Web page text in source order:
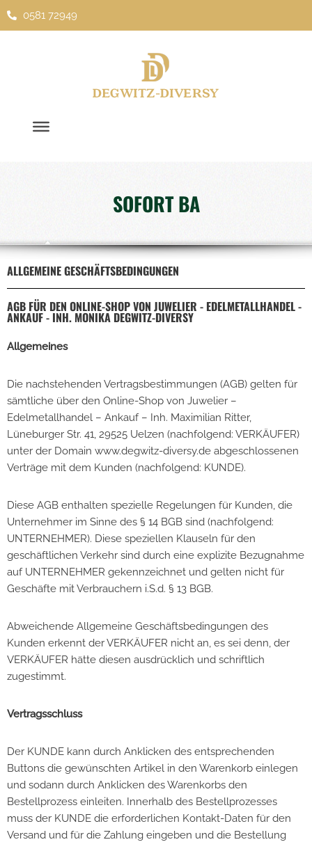
0581 72949
FORTBARGE
ALLGEMEINE GESCHÄFTSBEDINGUNGEN
AGB FÜR DEN ONLINE-SHOP VON JUWELIER - EDELMETALLHANDEL -
ANKAUF - INH. MONIKA DEGWITZ-DIVERSY
Allgemeines
Die nachstehenden Vertragsbestimmungen (AGB) gelten für
sämtliche über den Online-Shop von Juwelier –
Edelmetallhandel – Ankauf – Inh. Maximilian Ritter,
Lüneburger Str. 41, 29525 Uelzen (nachfolgend: VERKÄUFER)
unter der Domain www.degwitz-diversy.de abgeschlossenen
Verträge mit dem Kunden (nachfolgend: KUNDE).
Diese AGB enthalten spezielle Regelungen für Kunden, die
Unternehmer im Sinne des § 14 BGB sind (nachfolgend:
UNTERNEHMER). Diese speziellen Klauseln für den
geschäftlichen Verkehr sind durch eine explizite Bezugnahme
auf UNTERNEHMER gekennzeichnet und gelten nicht für
Geschäfte mit Verbrauchern i.S.d. § 13 BGB.
Abweichende Allgemeine Geschäftsbedingungen des
Kunden erkennt der VERKÄUFER nicht an, es sei denn, der
VERKÄUFER hätte diesen ausdrücklich und schriftlich
zugestimmt.
Vertragsschluss
Der KUNDE kann durch Anklicken des entsprechenden
Buttons die gewünschten Artikel in den Warenkorb einlegen
und sodann durch Anklicken des Warenkorbs den
Bestellprozess einleiten. Innerhalb des Bestellprozesses
muss der KUNDE die erforderlichen Kontakt-Daten für den
Versand und für die Zahlung eingeben und die Bestellung